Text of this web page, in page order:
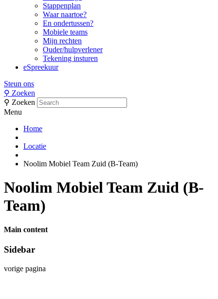
Stappenplan
Waar naartoe?
En ondertussen?
Mobiele teams
Mijn rechten
Ouder/hulpverlener
Tekening insturen
eSpreekuur
Steun ons
⚲ Zoeken
⚲ Zoeken
Menu
Home
Locatie
Noolim Mobiel Team Zuid (B-Team)
Noolim Mobiel Team Zuid (B-
Team)
Main content
Sidebar
vorige pagina